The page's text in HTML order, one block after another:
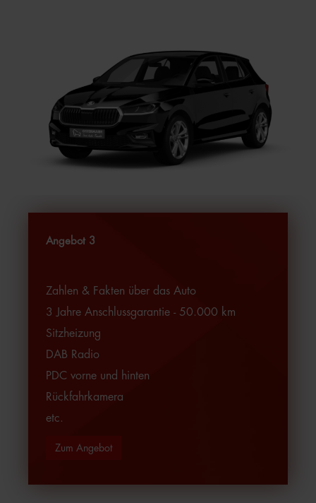
Angebot 3
Zahlen & Fakten über das Auto
3 Jahre Anschlussgarantie - 50.000 km
Sitzheizung
DAB Radio
PDC vorne und hinten
Rückfahrkamera
etc.
Zum Angebot